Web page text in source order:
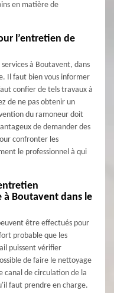
en matière de
l’entretien de
à Boutavent, dans
Il faut bien vous informer
confier de tels travaux à
de ne pas obtenir un
du ramoneur doit
de demander des
confronter les
le professionnel à qui
à Boutavent dans le
être effectués pour
probable que les
puissent vérifier
de faire le nettoyage
canal de circulation de la
faut prendre en charge.